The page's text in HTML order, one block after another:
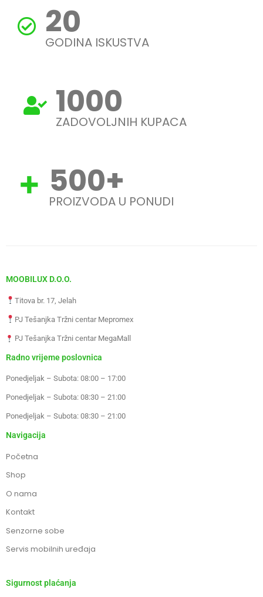
20
GODINA ISKUSTVA
1000
ZADOVOLJNIH KUPACA
500+
PROIZVODA U PONUDI
MOOBILUX D.O.O.
Titova br. 17, Jelah
PJ Tešanjka Tržni centar Mepromex
PJ Tešanjka Tržni centar MegaMall
Radno vrijeme poslovnica
Ponedjeljak – Subota: 08:00 – 17:00
Ponedjeljak – Subota: 08:30 – 21:00
Ponedjeljak – Subota: 08:30 – 21:00
Navigacija
Početna
Shop
O nama
Kontakt
Senzorne sobe
Servis mobilnih uređaja
Sigurnost plaćanja